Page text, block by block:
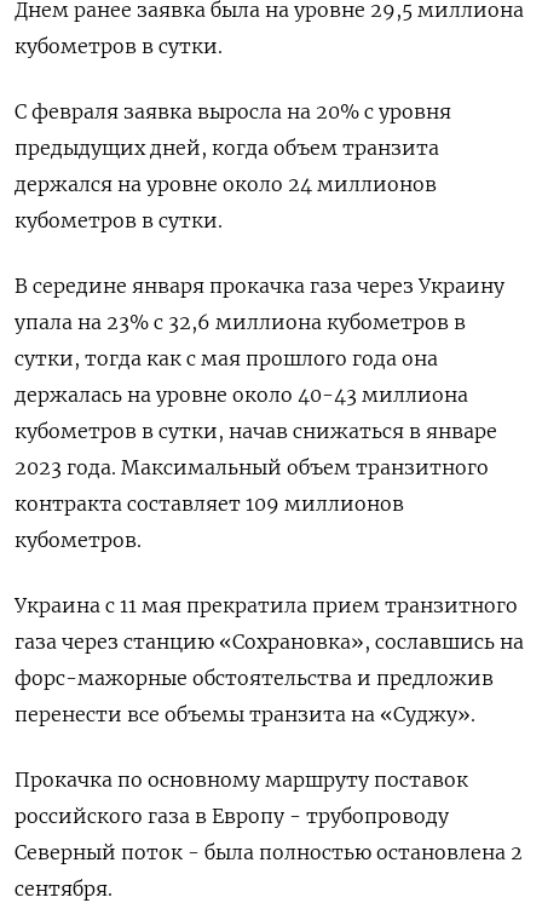
Днем ранее заявка была на уровне 29,5 миллиона
кубометров в сутки.
С февраля заявка выросла на 20% с уровня
предыдущих дней, когда объем транзита
держался на уровне около 24 миллионов
кубометров в сутки.
В середине января прокачка газа через Украину
упала на 23% с 32,6 миллиона кубометров в
сутки, тогда как с мая прошлого года она
держалась на уровне около 40-43 миллиона
кубометров в сутки, начав снижаться в январе
2023 года. Максимальный объем транзитного
контракта составляет 109 миллионов
кубометров.
Украина с 11 мая прекратила прием транзитного
газа через станцию «Сохрановка», сославшись на
форс-мажорные обстоятельства и предложив
перенести все объемы транзита на «Суджу».
Прокачка по основному маршруту поставок
российского газа в Европу - трубопроводу
Северный поток - была полностью остановлена 2
сентября.